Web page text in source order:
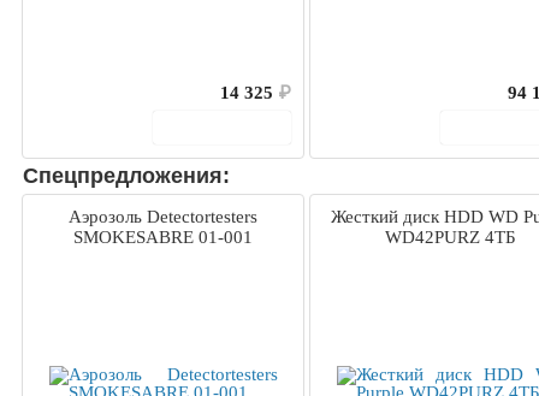
14 325 ₽
94
Спецпредложения:
Аэрозоль Detectortesters
SMOKESABRE 01-001
Жесткий диск HDD WD
WD42PURZ 4ТБ